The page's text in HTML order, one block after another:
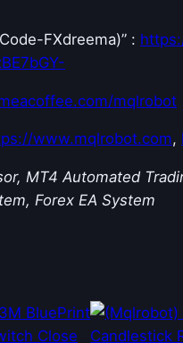
ง
เ
FXdreema)” :
mqlrobot
www.mqlrobot.com,
MT4 Automated
Forex EA System